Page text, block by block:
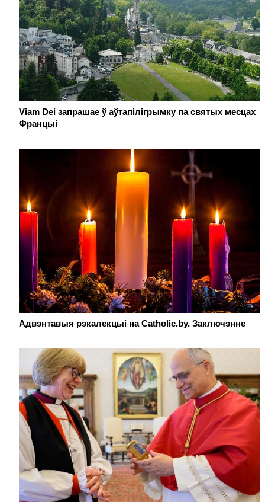
Viam Dei запрашае ў аўтапілігрымку па святых месцах
Францыі
Адвэнтавыя рэкалекцыі на Catholic.by. Заключэнне